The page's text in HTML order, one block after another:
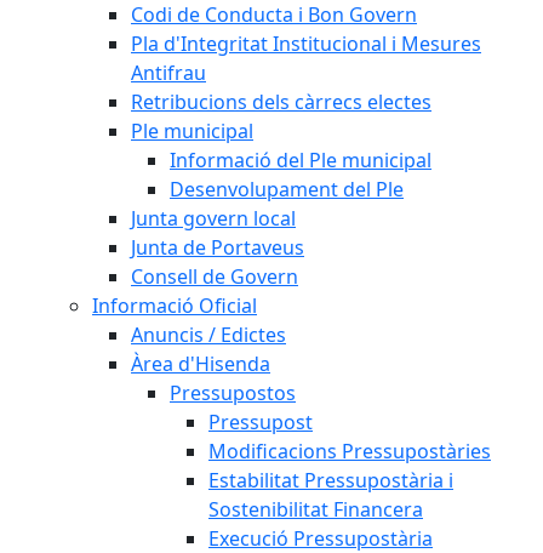
Codi de Conducta i Bon Govern
Pla d'Integritat Institucional i Mesures
Antifrau
Retribucions dels càrrecs electes
Ple municipal
Informació del Ple municipal
Desenvolupament del Ple
Junta govern local
Junta de Portaveus
Consell de Govern
Informació Oficial
Anuncis / Edictes
Àrea d'Hisenda
Pressupostos
Pressupost
Modificacions Pressupostàries
Estabilitat Pressupostària i
Sostenibilitat Financera
Execució Pressupostària